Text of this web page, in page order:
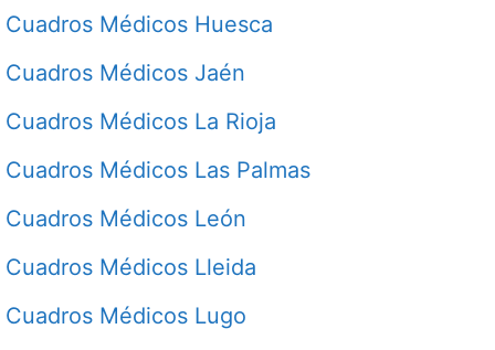
Cuadros Médicos Huesca
Cuadros Médicos Jaén
Cuadros Médicos La Rioja
Cuadros Médicos Las Palmas
Cuadros Médicos León
Cuadros Médicos Lleida
Cuadros Médicos Lugo